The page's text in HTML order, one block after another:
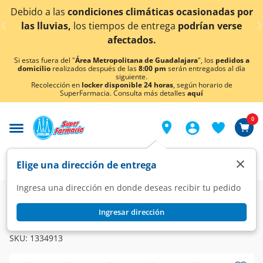
< div class="carousel-inner">
condiciones climáticas ocasionadas por
los tiempos de entregapodrían verse
¡Ahora
Si estas fuera del "Área Metropolitana de Guadalajara", los pedidos a
domicilio realizados después de las8:00 pm serán entregados al día
siguiente.
Recolección en locker disponible 24 horas, según horario de
SuperFarmacia. Consulta más detallesaquí
Elige una dirección de entrega
Ingresa una dirección en donde deseas recibir tu pedido
Ingresar dirección
×
0
Farmacia Accesorios Médicos Ortopédicos
Faja Inguinal Barrere Ligera Talla Universal, 1 pz.
SKU: 1334913